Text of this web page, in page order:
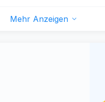
Mehr Anzeigen